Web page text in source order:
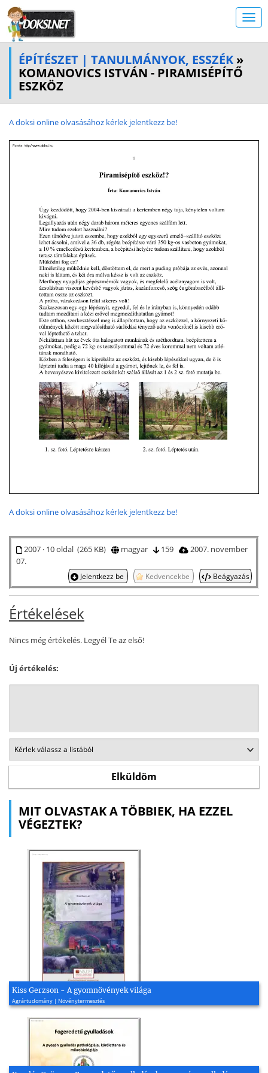
ÉPÍTÉSZET | TANULMÁNYOK, ESSZÉK »
KOMANOVICS ISTVÁN - PIRAMISÉPÍTŐ
ESZKÖZ
A doksi online olvasásához kérlek jelentkezz be!
A doksi online olvasásához kérlek jelentkezz be!
2007 · 10 oldal (265 KB) magyar 159
2007. november
07.
Jelentkezz be Kedvencekbe Beágyazás
Értékelések
Nincs még értékelés. Legyél Te az első!
Új értékelés:
MIT OLVASTAK A TÖBBIEK, HA EZZEL
VÉGEZTEK?
Kiss Gerzson - A gyomnövények világa
Agrártudomány | Növénytermesztés